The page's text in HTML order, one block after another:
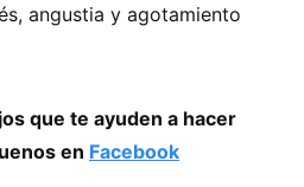
angustia y agotamiento
que te ayuden a hacer
en Facebook